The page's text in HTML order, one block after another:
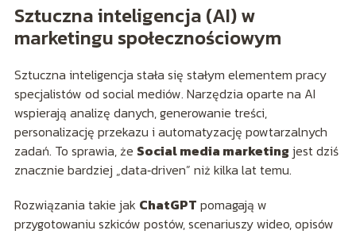
Sztuczna inteligencja (AI) w
marketingu społecznościowym
Sztuczna inteligencja stała się stałym elementem pracy
specjalistów od social mediów. Narzędzia oparte na AI
wspierają analizę danych, generowanie treści,
personalizację przekazu i automatyzację powtarzalnych
zadań. To sprawia, że Social media marketing jest dziś
znacznie bardziej „data‑driven” niż kilka lat temu.
Rozwiązania takie jak ChatGPT pomagają w
przygotowaniu szkiców postów, scenariuszy wideo, opisów